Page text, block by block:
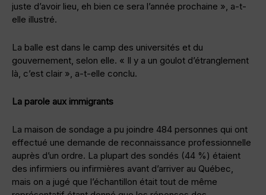
juste d’avoir lieu, eh bien ce sera l’année prochaine », a-t-
elle illustré.
La balle est dans le camp des universités et du
gouvernement, selon elle. « Il y a un goulot d’étranglement
là, c’est clair », a-t-elle conclu.
La parole aux immigrants
La maison de sondage a pu joindre 484 personnes qui ont
effectué une demande de reconnaissance professionnelle
auprès d’un ordre. La plupart des sondés (44 %) étaient
des infirmiers ou infirmières avant d’arriver au Québec,
mais on a jugé que l’échantillon était tout de même